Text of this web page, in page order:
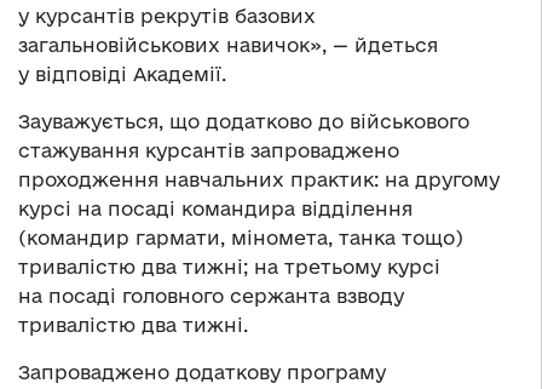
у курсантів рекрутів базових
загальновійськових навичок», — йдеться
у відповіді Академії.
Зауважується, що додатково до військового
стажування курсантів запроваджено
проходження навчальних практик: на другому
курсі на посаді командира відділення
(командир гармати, міномета, танка тощо)
тривалістю два тижні; на третьому курсі
на посаді головного сержанта взводу
тривалістю два тижні.
Запроваджено додаткову програму